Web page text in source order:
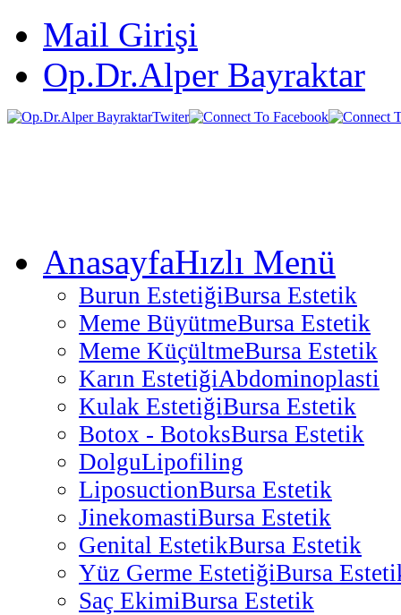
Mail Girişi
Op.Dr.Alper Bayraktar
AnasayfaHızlı Menü
Burun EstetiğiBursa Estetik
Meme BüyütmeBursa Estetik
Meme KüçültmeBursa Estetik
Karın EstetiğiAbdominoplasti
Kulak EstetiğiBursa Estetik
Botox - BotoksBursa Estetik
DolguLipofiling
LiposuctionBursa Estetik
JinekomastiBursa Estetik
Genital EstetikBursa Estetik
Yüz Germe EstetiğiBursa
Saç EkimiBursa Estetik